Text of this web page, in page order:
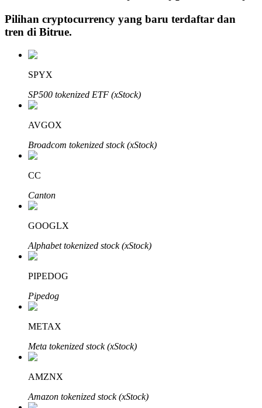
Investasi Otomatis
Raih keuntungan jangka panjang dan kepentingan fleksibel
Pelajari Staking
Pelajari tentang mendapatkan penghasilan pasif
Mitra Bitrue
Pilihan cryptocurrency yang baru terdaftar dan
tren di Bitrue.
SPYX
SP500 tokenized ETF (xStock)
AVGOX
Broadcom tokenized stock (xStock)
CC
Canton
GOOGLX
Alphabet tokenized stock (xStock)
PIPEDOG
Pipedog
METAX
Meta tokenized stock (xStock)
AMZNX
Amazon tokenized stock (xStock)